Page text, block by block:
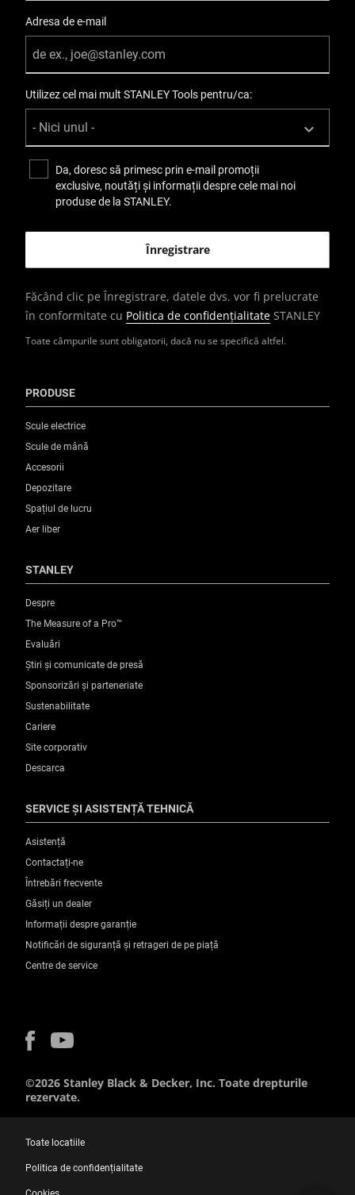
Toate câmpurile sunt obligatorii, dacă nu se specifică altfel.
Adresa de e-mail
Utilizez cel mai mult STANLEY Tools pentru/ca:
Da, doresc să primesc prin e-mail promoții
exclusive, noutăți și informații despre cele mai noi
produse de la STANLEY.
Făcând clic pe Înregistrare, datele dvs. vor fi prelucrate
în conformitate cu Politica de confidențialitate STANLEY
PRODUSE
Scule electrice
Scule de mână
Accesorii
Depozitare
Spațiul de lucru
Aer liber
STANLEY
Despre
The Measure of a Pro™
Evaluări
Știri și comunicate de presă
Sponsorizări și parteneriate
Sustenabilitate
Cariere
Site corporativ
Descarca
SERVICE ȘI ASISTENȚĂ TEHNICĂ
Asistență
Contactați-ne
Întrebări frecvente
Găsiți un dealer
Informații despre garanție
Notificări de siguranță și retrageri de pe piață
Centre de service
©2026 Stanley Black & Decker, Inc. Toate drepturile
rezervate.
Toate locatiile
Politica de confidențialitate